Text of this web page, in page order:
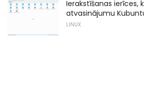
Ierakstīšanas ierīces,
atvasinājumu
LINUX